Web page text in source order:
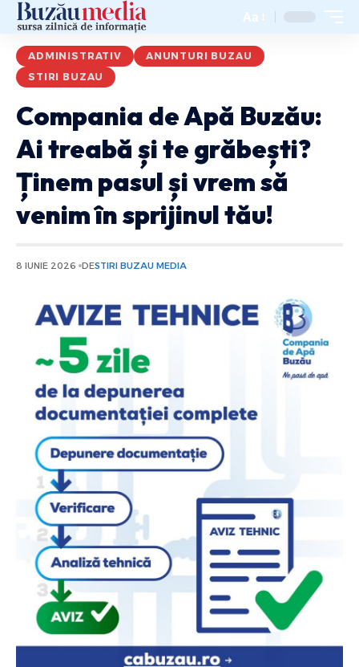
Aa
ADMINISTRATIV
ANUNTURI BUZAU
STIRI BUZAU
Compania de Apă Buzău:
Ai treabă și te grăbești?
Ținem pasul și vrem să
venim în sprijinul tău!
8 IUNIE 2026 DESTIRI BUZAU MEDIA